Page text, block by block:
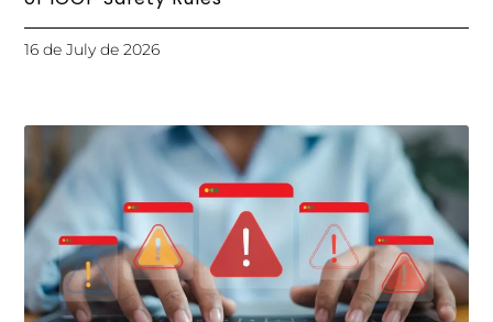
16 de July de 2026